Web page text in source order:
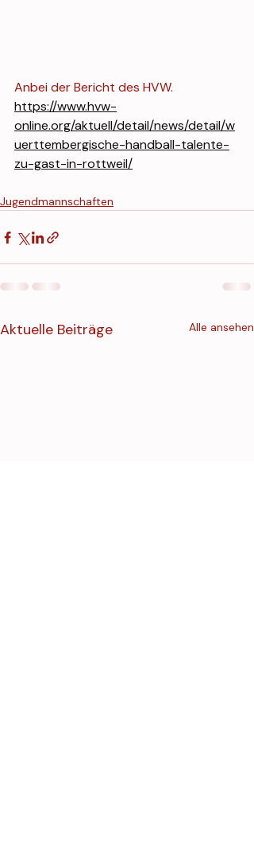
Anbei der Bericht des HVW.
https://www.hvw-
online.org/aktuell/detail/news/detail/w
uerttembergische-handball-talente-
zu-gast-in-rottweil/
Jugendmannschaften
Aktuelle Beiträge Alle ansehen